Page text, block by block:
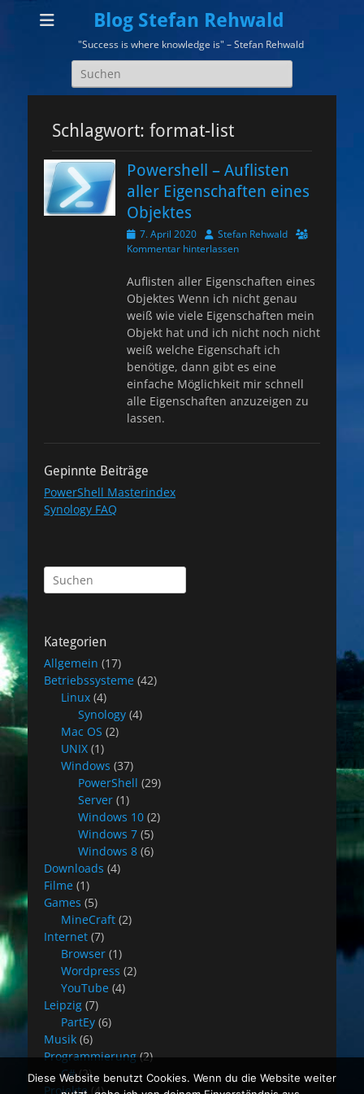
Blog Stefan Rehwald
"Success is where knowledge is" – Stefan Rehwald
Suchen
nach:
Schlagwort: format-list
Powershell – Auflisten
aller Eigenschaften eines
Objektes
Veröffentlicht
am
7. April 2020 AutorStefan Rehwald
Kommentar hinterlassen
Auflisten aller Eigenschaften eines
Objektes Wenn ich nicht genau
weiß wie viele Eigenschaften mein
Objekt hat und ich nicht noch nicht
weiß welche Eigenschaft ich
benötige, dann gibt es eine
einfache Möglichkeit mir schnell
alle Eigenschaften anzuzeigen zu
lassen.
Gepinnte Beiträge
PowerShell Masterindex
Synology FAQ
Suchen
nach:
Kategorien
Allgemein (17)
Betriebssysteme (42)
Linux (4)
Synology (4)
Mac OS (2)
UNIX (1)
Windows (37)
PowerShell (29)
Server (1)
Windows 10 (2)
Windows 7 (5)
Windows 8 (6)
Downloads (4)
Filme (1)
Games (5)
MineCraft (2)
Internet (7)
Browser (1)
Wordpress (2)
YouTube (4)
Leipzig (7)
PartEy (6)
Musik (6)
Programmierung (2)
C#(2)
Projekte (4)
Diese Website benutzt Cookies. Wenn du die Website weiter